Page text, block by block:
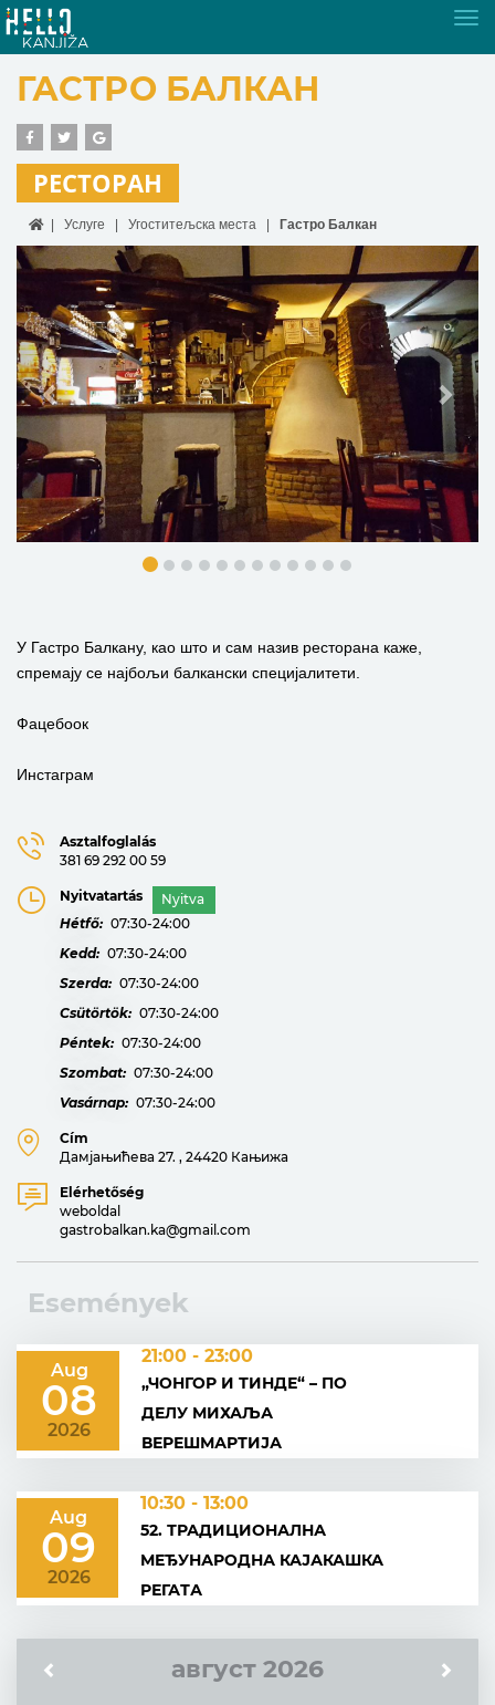
ГАСТРО БАЛКАН
РЕСТОРАН
Услуге Угоститељска места Гастро Балкан
У Гастро Балкану, као што и сам назив ресторана каже,
спремају се најбољи балкански специјалитети.
Фацебоок
Инстаграм
Asztalfoglalás
381 69 292 00 59
Nyitvatartás
Nyitva
Hétfő: 07:30-24:00
Kedd: 07:30-24:00
Szerda: 07:30-24:00
Csütörtök: 07:30-24:00
Péntek: 07:30-24:00
Szombat: 07:30-24:00
Vasárnap: 07:30-24:00
Cím
Дамјањићева 27. , 24420 Кањижа
Elérhetőség
weboldal
gastrobalkan.ka@gmail.com
Események
Aug
08
2026
21:00 - 23:00
„ЧОНГОР И ТИНДЕ“ – ПО
ДЕЛУ МИХАЉА
ВЕРЕШМАРТИЈА
Aug
09
2026
10:30 - 13:00
52. ТРАДИЦИОНАЛНА
МЕЂУНАРОДНА КАЈАКАШКА
РЕГАТА
август 2026